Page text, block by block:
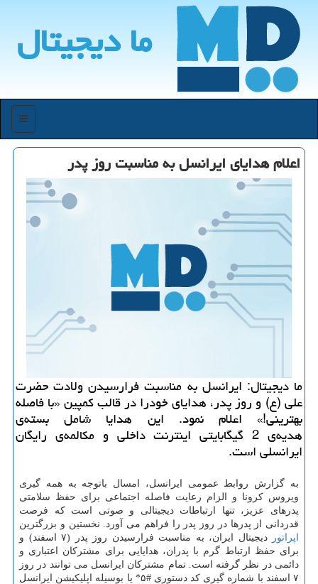
ما دیجیتال
منو
اعلام هدایای ایرانسل به مناسبت روز پدر
ما دیجیتال: ایرانسل به مناسبت فرارسیدن ولادت حضرت
علی (ع) و روز پدر، هدایای خودرا در قالب کمپین «با فاصله
بهترینی!» اعلام نمود. این هدایا شامل بسته‌ی
هدیه‌ی 2 گیگابایتی اینترنت داخلی و مکالمه‌ی رایگان
ایرانسلی است.
به گزارش روابط عمومی ایرانسل، امسال باتوجه به همه گیری
ویروس کرونا و الزام رعایت فاصله اجتماعی برای حفظ سلامتی
پدرهای عزیز، تنها ارتباطات دیجیتالی و صوتی است که فرصت
قدردانی از پدرها در روز پدر را فراهم می آورد. نخستین و بزرگترین
اپراتور
دیجیتال ایران، به مناسبت فرارسیدن روز پدر (۷ اسفند) و
برای حفظ ارتباط گرم با پدران، هدایایی برای مشترکان اعتباری و
دائمی در نظر گرفته است. تمام مشترکان ایرانسل می توانند در روز
۷ اسفند با شماره گیری کد دستوری #۵* یا بوسیله اپلیکیشن ایرانسل